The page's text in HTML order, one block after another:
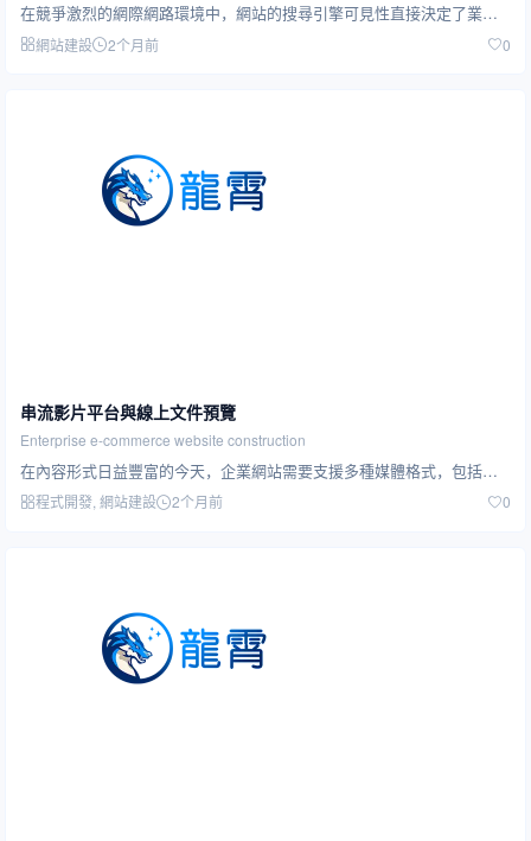
在競爭激烈的網際網路環境中，網站的搜尋引擎可見性直接決定了業務的增長潛力。我們提供從技術 SEO…
網站建設 2个月前 0
串流影片平台與線上文件預覽
Enterprise e-commerce website construction
在內容形式日益豐富的今天，企業網站需要支援多種媒體格式，包括影片播放和文件線上預覽。我們提供完整…
程式開發 , 網站建設 2个月前 0